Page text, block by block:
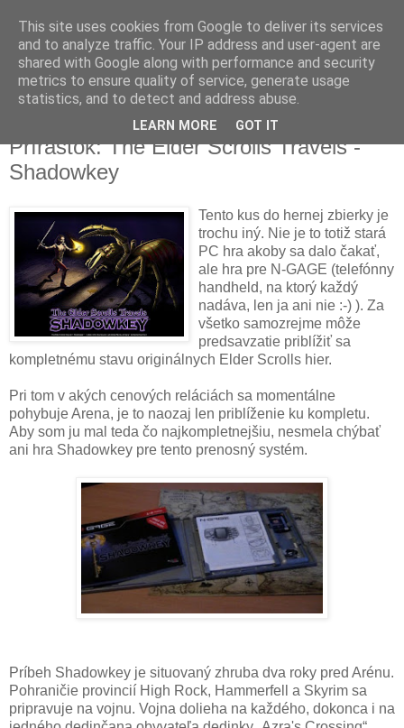
streda 21. apríla 2010
Prírastok: The Elder Scrolls Travels -
Shadowkey
Tento kus do hernej zbierky je
trochu iný. Nie je to totiž stará
PC hra akoby sa dalo čakať,
ale hra pre N-GAGE (telefónny
handheld, na ktorý každý
nadáva, len ja ani nie :-) ). Za
všetko samozrejme môže
predsavzatie priblížiť sa
kompletnému stavu originálnych Elder Scrolls hier.
Pri tom v akých cenových reláciách sa momentálne
pohybuje Arena, je to naozaj len priblíženie ku kompletu.
Aby som ju mal teda čo najkompletnejšiu, nesmela chýbať
ani hra Shadowkey pre tento prenosný systém.
Príbeh Shadowkey je situovaný zhruba dva roky pred Arénu.
Pohraničie provincií High Rock, Hammerfell a Skyrim sa
pripravuje na vojnu. Vojna dolieha na každého, dokonca i na
This site uses cookies from Google to deliver its services
and to analyze traffic. Your IP address and user-agent are
shared with Google along with performance and security
metrics to ensure quality of service, generate usage
statistics, and to detect and address abuse.
LEARN MORE GOT IT